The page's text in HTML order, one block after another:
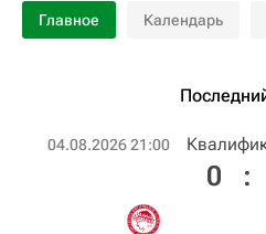
Главное Календарь
04.08.2026 21:00
0 :